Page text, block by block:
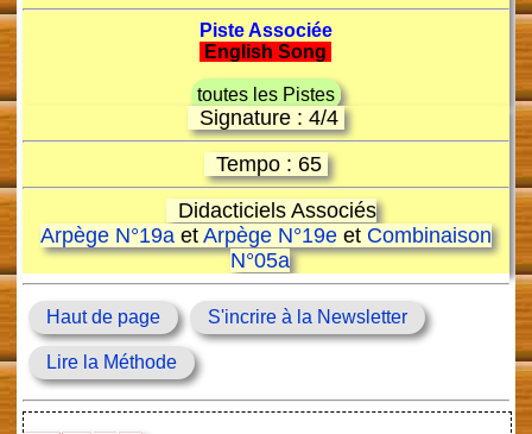
Piste Associée
English Song
toutes les Pistes
Signature : 4/4
Tempo : 65
Didacticiels Associés
Arpège N°19aet Arpège N°19eet Combinaison
N°05a
Haut de page S'incrire à la Newsletter
Lire la Méthode